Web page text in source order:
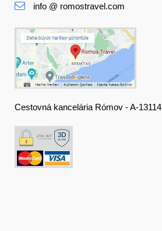
Suomi
Français
Deutsch
Ελληνική
Indonesia
Italiano
info @ romostravel.com
Cestovná kancelária Rómov - A-13114